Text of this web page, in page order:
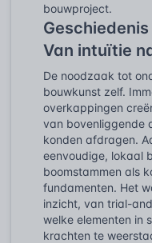
bouwproject.
Van intuïtie
De noodzaak tot
bouwkunst zelf.
overkappingen
van bovenliggende
konden afdragen.
eenvoudige, lokaal
boomstammen als
fundamenten. Het
inzicht, van trial-
welke elementen in
krachten te